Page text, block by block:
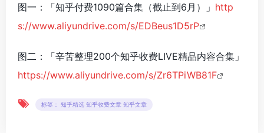
图一：「知乎付费1090篇合集（截止到6月）」 http
s://www.aliyundrive.com/s/EDBeus1D5rP
图二：「辛苦整理200个知乎收费LIVE精品内容合集」
https://www.aliyundrive.com/s/Zr6TPiWB81F
标签： 知乎精选 知乎收费文章 知乎文章